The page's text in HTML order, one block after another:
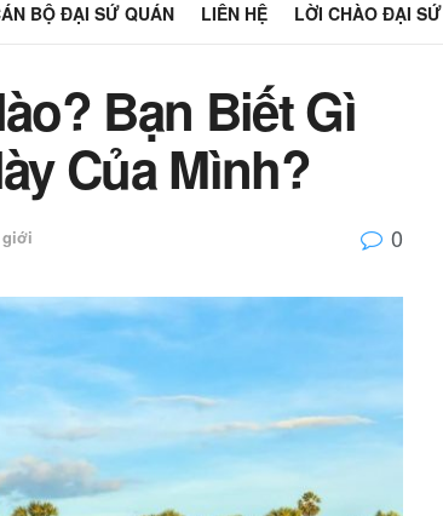
BỘ ĐẠI SỨ QUÁN LIÊN HỆ LỜI CHÀO ĐẠI SỨ
Bạn Biết Gì
Của Mình?
giới 0